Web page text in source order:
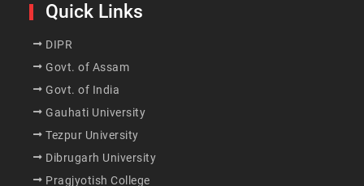
Quick Links
DIPR
Govt. of Assam
Govt. of India
Gauhati University
Tezpur University
Dibrugarh University
Pragjyotish College